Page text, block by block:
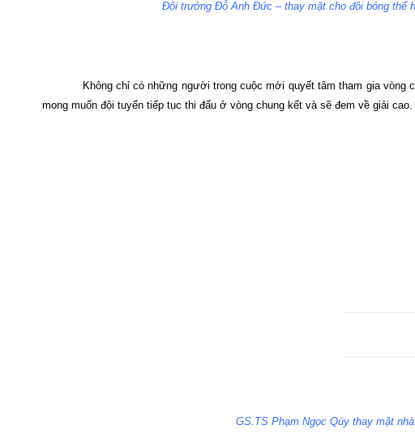
Đội trưởng Đỗ Anh Đức – thay mặt cho đội bóng thể
Không chỉ có những người trong cuộc mới quyết tâm tham gia
mong muốn đội tuyển tiếp tục thi đấu ở vòng chung kết và sẽ đem về giải cao.
GS.TS Phạm Ngọc Qúy thay mặt